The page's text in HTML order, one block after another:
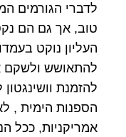
לדברי הגורמים
טוב, אך גם הם
העליון נוקט
להתאושש ולשקם
להזמנת
הספנות הימית ,
אמריקניות, ככל